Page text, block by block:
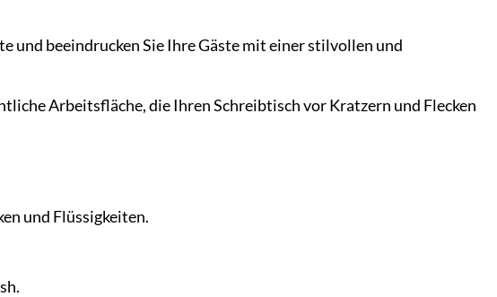
und beeindrucken Sie Ihre Gäste mit einer stilvollen und
Arbeitsfläche, die Ihren Schreibtisch vor Kratzern und Flecken
und Flüssigkeiten.